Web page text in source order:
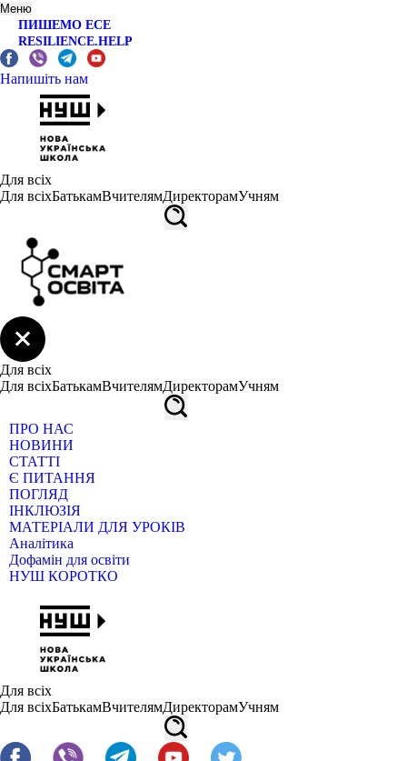
Меню
ПИШЕМО ЕСЕ
RESILIENCE.HELP
Напишіть нам
Для всіх
Для всіхБатькамВчителямДиректорамУчням
Для всіх
Для всіхБатькамВчителямДиректорамУчням
ПРО НАС
НОВИНИ
СТАТТІ
Є ПИТАННЯ
ПОГЛЯД
ІНКЛЮЗІЯ
МАТЕРІАЛИ ДЛЯ УРОКІВ
Аналітика
Дофамін для освіти
НУШ КОРОТКО
Для всіх
Для всіхБатькамВчителямДиректорамУчням